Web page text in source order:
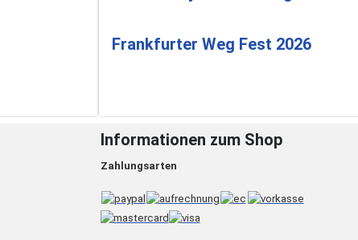
Frankfurter Weg Fest 2026
Informationen zum Shop
Zahlungsarten